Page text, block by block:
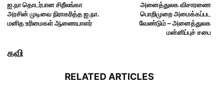
ஐ.நா தொடர்பான சிறீலங்கா
அரசின் முடிவை நிராகரித்த ஐ.நா.
மனித உரிமைகள் ஆணையாளர்
அனைத்துலக விசாரணை
பொறிமுறை அமைக்கப்பட
வேண்டும் – அனைத்துலக
மன்னிப்புச் சபை
கவி
RELATED ARTICLES